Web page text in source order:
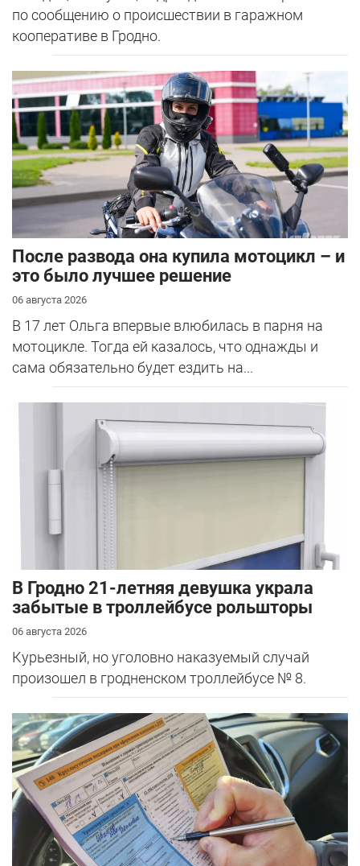
по сообщению о происшествии в гаражном
кооперативе в Гродно.
После развода она купила мотоцикл – и
это было лучшее решение
06 августа 2026
В 17 лет Ольга впервые влюбилась в парня на
мотоцикле. Тогда ей казалось, что однажды и
сама обязательно будет ездить на...
В Гродно 21-летняя девушка украла
забытые в троллейбусе рольшторы
06 августа 2026
Курьезный, но уголовно наказуемый случай
произошел в гродненском троллейбусе № 8.